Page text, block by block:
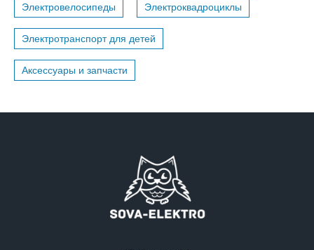
Электровелосипеды Электроквадроциклы
Электротранспорт для детей
Аксессуары и запчасти